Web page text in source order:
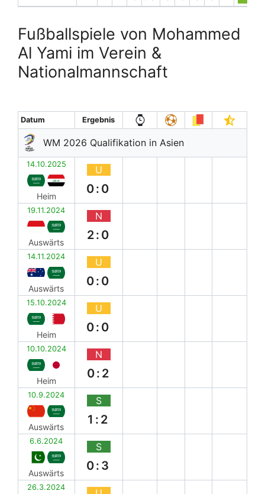
Fußballspiele von Mohammed
Al Yami im Verein &
Nationalmannschaft
Datum Ergebnis
WM 2026 Qualifikation in Asien
14.10.2025
Heim
U
0:0
19.11.2024
Auswärts
N
2:0
14.11.2024
Auswärts
U
0:0
15.10.2024
Heim
U
0:0
10.10.2024
Heim
N
0:2
10.9.2024
Auswärts
S
1:2
6.6.2024
Auswärts
S
0:3
26.3.2024